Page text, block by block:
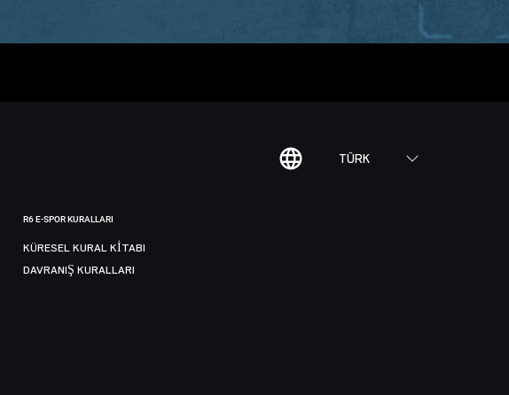
TÜRK
R6 E-SPOR KURALLARI
KÜRESEL KURAL KITABI
DAVRANIŞ KURALLARI